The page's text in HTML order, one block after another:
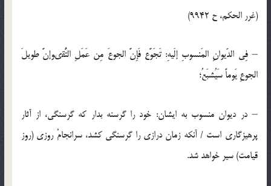
(غرر الحكم، ح 9942)
– فِي الدّيوانِ المَنسوبِ إلَيهِ: تَجَوَّع فَإِنَّ الجوعَ مِن عَمَلِ التُّقىوإنَّ طويلَ
الجوعِ يَوماً سَيُشبَعُ؛
– در ديوان منسوب به ايشان: خود را گرسنه بدار كه گرسنگى، از آثار
پرهيزگارى است / آن‏كه زمان درازى را گرسنگى كشد، سرانجامْ روزى (روز
قيامت) سير خواهد شد.